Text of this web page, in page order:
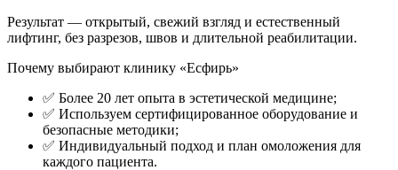
Результат — открытый, свежий взгляд и естественный
лифтинг, без разрезов, швов и длительной реабилитации.
Почему выбирают клинику «Есфирь»
✅ Более 20 лет опыта в эстетической медицине;
✅ Используем сертифицированное оборудование и
безопасные методики;
✅ Индивидуальный подход и план омоложения для
каждого пациента.